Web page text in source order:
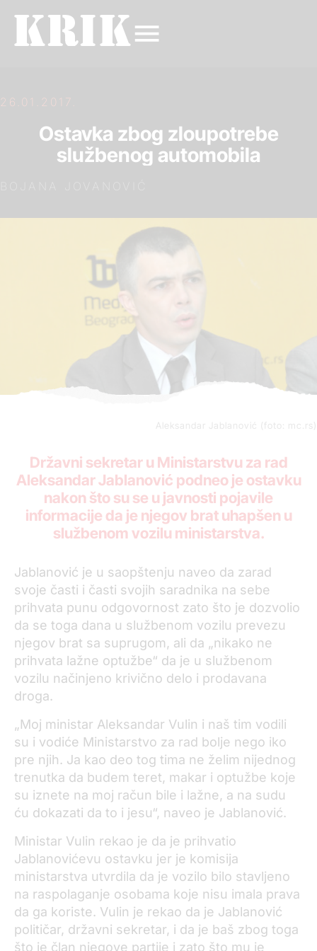
26.01.2017.
Ostavka zbog zloupotrebe
službenog automobila
Aleksandar Jablanović (foto: mc.rs)
Državni sekretar u Ministarstvu za rad
Aleksandar Jablanović podneo je ostavku
nakon što su se u javnosti pojavile
informacije da je njegov brat uhapšen u
službenom vozilu ministarstva.
Jablanović je u saopštenju naveo da zarad
svoje časti i časti svojih saradnika na sebe
prihvata punu odgovornost zato što je dozvolio
da se toga dana u službenom vozilu prevezu
njegov brat sa suprugom, ali da „nikako ne
prihvata lažne optužbe“ da je u službenom
vozilu načinjeno krivično delo i prodavana
droga.
„Moj ministar Aleksandar Vulin i naš tim vodili
su i vodiće Ministarstvo za rad bolje nego iko
pre njih. Ja kao deo tog tima ne želim nijednog
trenutka da budem teret, makar i optužbe koje
su iznete na moj račun bile i lažne, a na sudu
ću dokazati da to i jesu“, naveo je Jablanović.
Ministar Vulin rekao je da je prihvatio
Jablanovićevu ostavku jer je komisija
ministarstva utvrdila da je vozilo bilo stavljeno
na raspolaganje osobama koje nisu imala prava
da ga koriste. Vulin je rekao da je Jablanović
političar, državni sekretar, i da je baš zbog toga
što je član njegove partije i zato što mu je